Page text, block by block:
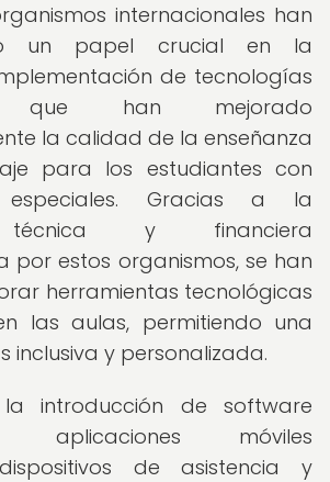
internacionales han
un papel crucial en la
de tecnologías
que han mejorado
la calidad de la enseñanza
para los estudiantes con
especiales. Gracias a la
técnica y financiera
por estos organismos, se han
herramientas tecnológicas
las aulas, permitiendo una
inclusiva y personalizada.
introducción de software
aplicaciones móviles
de asistencia y